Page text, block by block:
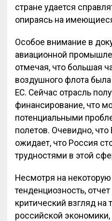
стране удается
опираясь на
Особое внимание в
авиационной
отмечая, что большая
воздушного флота
ЕС. Сейчас отрасль
финансирование, что
потенциальными
полетов. Очевидно,
ожидает, что Россия
трудностями в этой
Несмотря на
тенденциозность,
критический взгляд на
российской